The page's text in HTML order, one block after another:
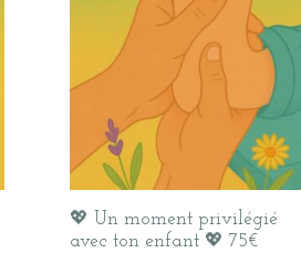
💖 Un moment privilégié
avec ton enfant 💖 75€